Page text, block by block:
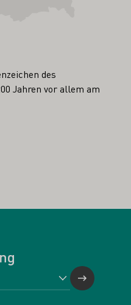
des
Jahren vor allem am